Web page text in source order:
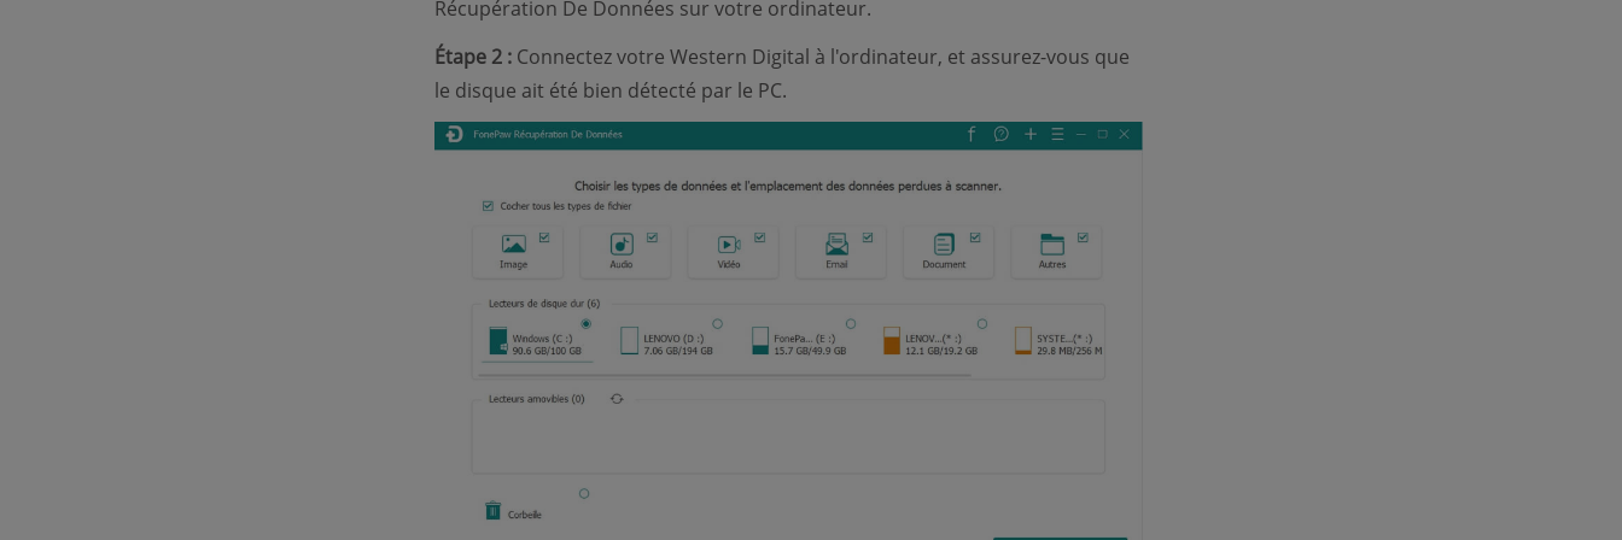
Récupération De Données sur votre ordinateur.
Étape 2 :Connectez votre Western Digital à l'ordinateur, et assurez-vous que
le disque ait été bien détecté par le PC.